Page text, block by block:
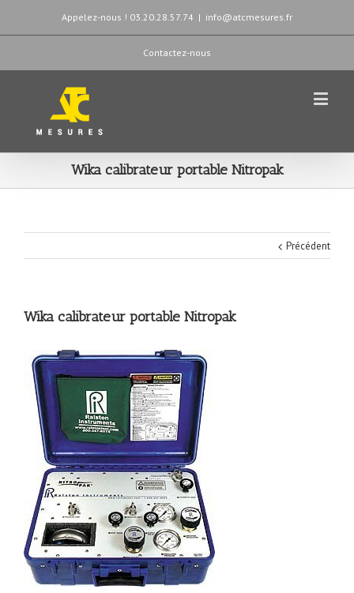
Appelez-nous ! 03.20.28.57.74 | info@atcmesures.fr
Contactez-nous
Wika calibrateur portable Nitropak
Précédent
Wika calibrateur portable Nitropak